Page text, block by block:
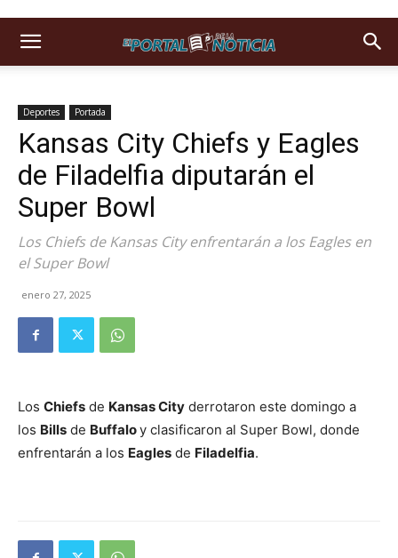
Deportes Portada
Kansas City Chiefs y Eagles
de Filadelfia diputarán el
Super Bowl
Los Chiefs de Kansas City enfrentarán a los Eagles en
el Super Bowl
enero 27, 2025
Los Chiefs de Kansas City derrotaron este domingo a
los Bills de Buffaloy clasificaron al Super Bowl, donde
enfrentarán a los Eagles de Filadelfia.